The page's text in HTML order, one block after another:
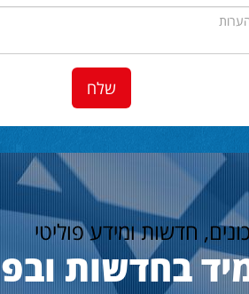
חדשות ומידע פוליטי
בחדשות